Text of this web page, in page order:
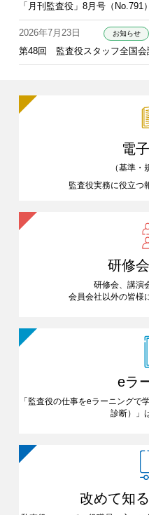
「月刊監査役」8月号（No.791
2026年7月23日 お知らせ
第48回 監査役スタッフ全国会
電
（基準・
監査役実務に役立つ
研修
研修会、講演
会員会社以外の皆様
eラ
「監査役の仕事をeラーニングで
診断）」
改めて知る